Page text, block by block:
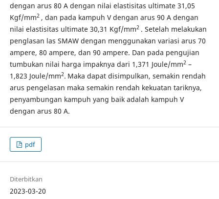
dengan arus 80 A dengan nilai elastisitas ultimate 31,05
Kgf/mm2 , dan pada kampuh V dengan arus 90 A dengan
nilai elastisitas ultimate 30,31 Kgf/mm2 . Setelah melakukan
penglasan las SMAW dengan menggunakan variasi arus 70
ampere, 80 ampere, dan 90 ampere. Dan pada pengujian
tumbukan nilai harga impaknya dari 1,371 Joule/mm2–
1,823 Joule/mm2. Maka dapat disimpulkan, semakin rendah
arus pengelasan maka semakin rendah kekuatan tariknya,
penyambungan kampuh yang baik adalah kampuh V
dengan arus 80 A.
pdf
Diterbitkan
2023-03-20